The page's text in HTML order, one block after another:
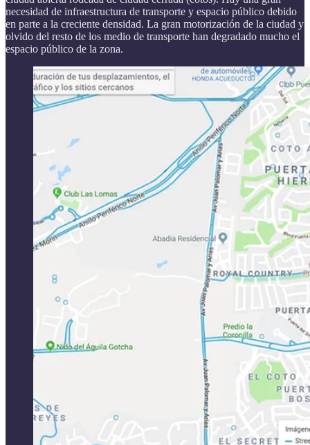
necesidad de infraestructura de transporte y espacio público debido
en parte a la creciente densidad. La gran motorización de la ciudad y
olvido del resto de los medio de transporte han degradado mucho el
espacio público de la zona.